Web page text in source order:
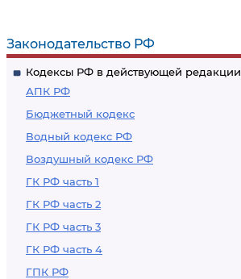
Законодательство РФ
Кодексы РФ в действующей редакции
АПК РФ
Бюджетный кодекс
Водный кодекс РФ
Воздушный кодекс РФ
ГК РФ часть 1
ГК РФ часть 2
ГК РФ часть 3
ГК РФ часть 4
ГПК РФ